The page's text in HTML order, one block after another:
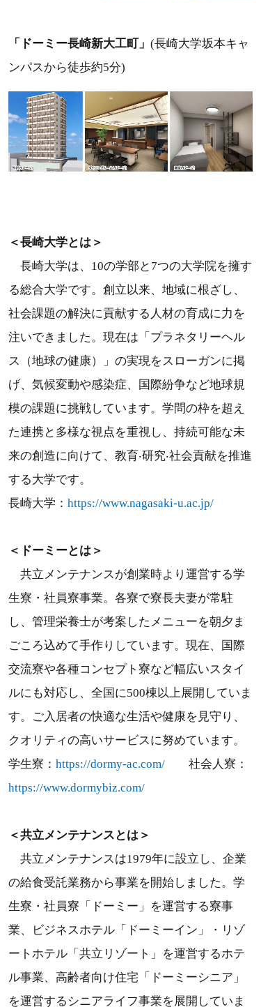
「ドーミー長崎新大工町」 (長崎大学坂本キャ
ンパスから徒歩約5分)
＜長崎大学とは＞
長崎大学は、10の学部と7つの大学院を擁す
る総合大学です。創立以来、地域に根ざし、
社会課題の解決に貢献する人材の育成に力を
注いできました。現在は「プラネタリーヘル
ス（地球の健康）」の実現をスローガンに掲
げ、気候変動や感染症、国際紛争など地球規
模の課題に挑戦しています。学問の枠を超え
た連携と多様な視点を重視し、持続可能な未
来の創造に向けて、教育‧研究‧社会貢献を推進
する大学です。
長崎大学： https://www.nagasaki-u.ac.jp/
＜ドーミーとは＞
共立メンテナンスが創業時より運営する学
生寮・社員寮事業。各寮で寮長夫妻が常駐
し、管理栄養士が考案したメニューを朝夕ま
ごころ込めて手作りしています。現在、国際
交流寮や各種コンセプト寮など幅広いスタイ
ルにも対応し、全国に500棟以上展開していま
す。ご入居者の快適な生活や健康を見守り、
クオリティの高いサービスに努めています。
学生寮： https://dormy-ac.com/ 社会人寮：
https://www.dormybiz.com/
＜共立メンテナンスとは＞
共立メンテナンスは1979年に設立し、企業
の給食受託業務から事業を開始しました。学
生寮・社員寮「ドーミー」を運営する寮事
業、ビジネスホテル「ドーミーイン」・リゾ
ートホテル「共立リゾート」を運営するホテ
ル事業、高齢者向け住宅「ドーミーシニア」
を運営するシニアライフ事業を展開していま